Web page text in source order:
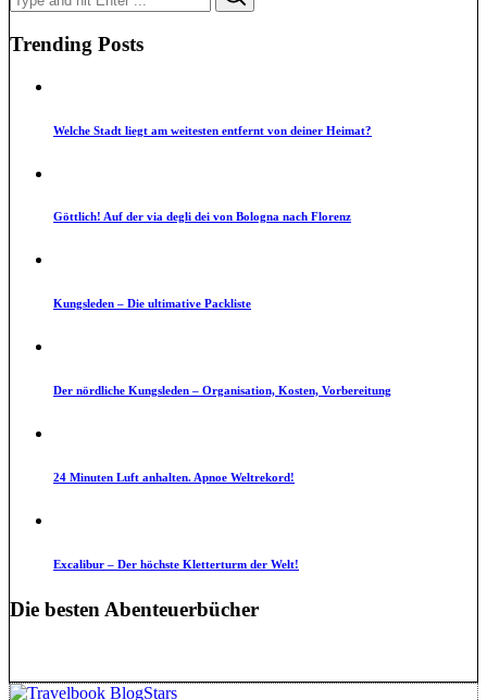
for:
Trending Posts
Welche Stadt liegt am weitesten entfernt von deiner Heimat?
Göttlich! Auf der via degli dei von Bologna nach Florenz
Kungsleden – Die ultimative Packliste
Der nördliche Kungsleden – Organisation, Kosten, Vorbereitung
24 Minuten Luft anhalten. Apnoe Weltrekord!
Excalibur – Der höchste Kletterturm der Welt!
Die besten Abenteuerbücher